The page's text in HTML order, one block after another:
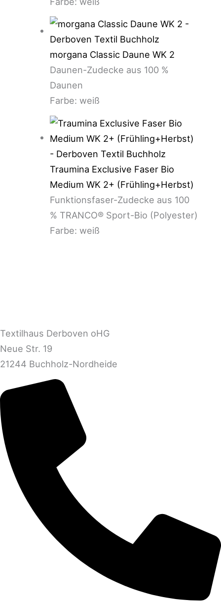
morgana Classic Daune WK 2
Daunen-Zudecke aus 100 %
Daunen
Farbe: weiß
Traumina Exclusive Faser Bio
Medium WK 2+ (Frühling+Herbst)
Funktionsfaser-Zudecke aus 100
% TRANCO® Sport-Bio (Polyester)
Farbe: weiß
Textilhaus Derboven oHG
Neue Str. 19
21244 Buchholz-Nordheide